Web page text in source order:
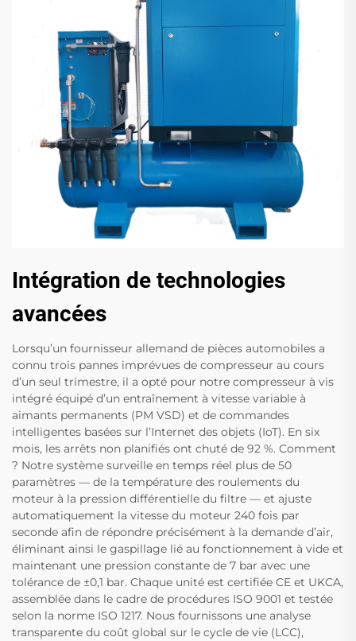
Intégration de technologies
avancées
Lorsqu’un fournisseur allemand de pièces automobiles a
connu trois pannes imprévues de compresseur au cours
d’un seul trimestre, il a opté pour notre compresseur à vis
intégré équipé d’un entraînement à vitesse variable à
aimants permanents (PM VSD) et de commandes
intelligentes basées sur l’Internet des objets (IoT). En six
mois, les arrêts non planifiés ont chuté de 92 %. Comment
? Notre système surveille en temps réel plus de 50
paramètres — de la température des roulements du
moteur à la pression différentielle du filtre — et ajuste
automatiquement la vitesse du moteur 240 fois par
seconde afin de répondre précisément à la demande d’air,
éliminant ainsi le gaspillage lié au fonctionnement à vide et
maintenant une pression constante de 7 bar avec une
tolérance de ±0,1 bar. Chaque unité est certifiée CE et UKCA,
assemblée dans le cadre de procédures ISO 9001 et testée
selon la norme ISO 1217. Nous fournissons une analyse
transparente du coût global sur le cycle de vie (LCC),